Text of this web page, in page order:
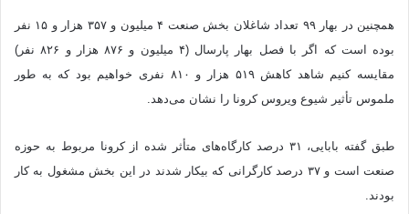
همچنین در بهار ۹۹ تعداد شاغلان بخش صنعت ۴ میلیون و ۳۵۷ هزار و ۱۵ نفر
بوده است که اگر با فصل بهار پارسال (۴ میلیون و ۸۷۶ هزار و ۸۲۶ نفر)
مقایسه کنیم شاهد کاهش ۵۱۹ هزار و ۸۱۰ نفری خواهیم بود که به طور
ملموس تأثیر شیوع ویروس کرونا را نشان می‌دهد.
طبق گفته بابایی، ۳۱ درصد کارگاه‌های متأثر شده از کرونا مربوط به حوزه
صنعت است و ۳۷ درصد کارگرانی که بیکار شدند در این بخش مشغول به کار
بودند.